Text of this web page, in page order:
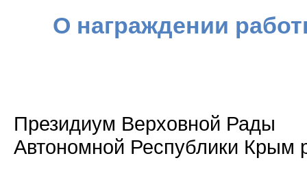
О награждении
Президиум Верховной Рады
Автономной Республики Крым